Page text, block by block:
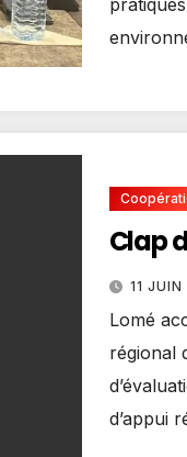
Clap
11
Lomé
régional
d’appui